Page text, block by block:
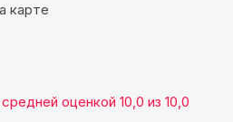
карте
оценкой 10,0 из 10,0